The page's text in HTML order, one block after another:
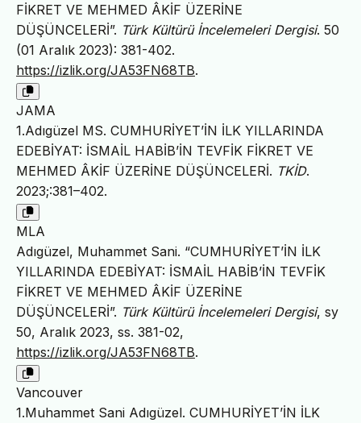
FİKRET VE MEHMED ÂKİF ÜZERİNE
DÜŞÜNCELERİ”. Türk Kültürü İncelemeleri Dergisi. 50
(01 Aralık 2023): 381-402.
https://izlik.org/JA53FN68TB.
JAMA
1.Adıgüzel MS. CUMHURİYET’İN İLK YILLARINDA
EDEBİYAT: İSMAİL HABİB’İN TEVFİK FİKRET VE
MEHMED ÂKİF ÜZERİNE DÜŞÜNCELERİ. TKİD.
2023;:381–402.
MLA
Adıgüzel, Muhammet Sani. “CUMHURİYET’İN İLK
YILLARINDA EDEBİYAT: İSMAİL HABİB’İN TEVFİK
FİKRET VE MEHMED ÂKİF ÜZERİNE
DÜŞÜNCELERİ”. Türk Kültürü İncelemeleri Dergisi, sy
50, Aralık 2023, ss. 381-02,
https://izlik.org/JA53FN68TB.
Vancouver
1.Muhammet Sani Adıgüzel. CUMHURİYET’İN İLK